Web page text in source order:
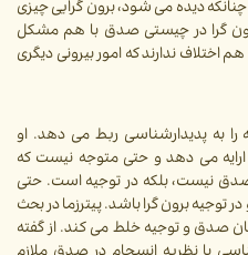
دیده می شود، برون گرایی چیزی
گرا در چیستی صدق با هم مشکل
اختلاف ندارند که امور بیرونی دیگری
را به پدیدارشناسی ربط می دهد. او
ارایه می دهد و حتی متوجه نیست که
صدق نیست، بلکه در توجیه است. حتی
برون گرا باشد. پیترزما در بحث
صدق و توجیه خلط می کند. از گفته